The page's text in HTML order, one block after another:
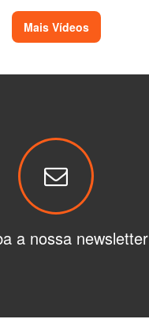
Mais Vídeos
a nossa newsletter